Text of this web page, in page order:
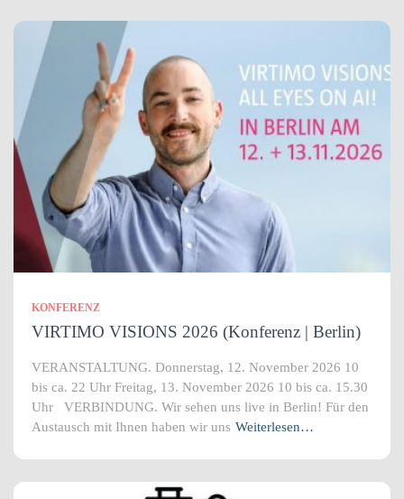
KONFERENZ
VIRTIMO VISIONS 2026 (Konferenz | Berlin)
VERANSTALTUNG. Donnerstag, 12. November 2026 10
bis ca. 22 Uhr Freitag, 13. November 2026 10 bis ca. 15.30
Uhr VERBINDUNG. Wir sehen uns live in Berlin! Für den
Austausch mit Ihnen haben wir uns Weiterlesen…